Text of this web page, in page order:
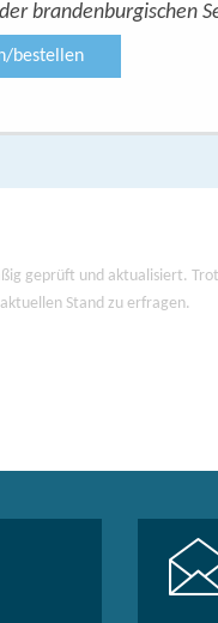
brandenburgischen
bestellen
geprüft und aktualisiert.
Stand zu erfragen.